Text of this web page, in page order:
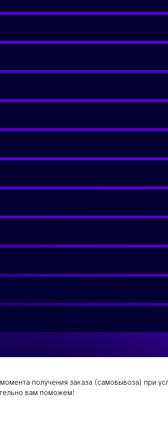
получения заказа (самовывоза) при
вам поможем!